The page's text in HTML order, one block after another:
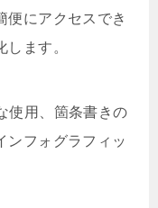
便にアクセスでき
ます。
使用、箇条書きの
ンフォグラフィッ